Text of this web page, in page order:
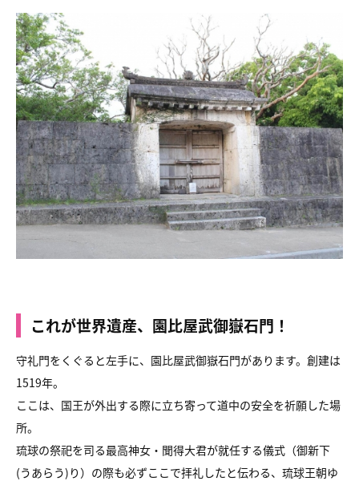
これが世界遺産、園比屋武御嶽石門！
守礼門をくぐると左手に、園比屋武御嶽石門があります。創建は
1519年。
ここは、国王が外出する際に立ち寄って道中の安全を祈願した場
所。
琉球の祭祀を司る最高神女・聞得大君が就任する儀式（御新下
(うあらう)り）の際も必ずここで拝礼したと伝わる、琉球王朝ゆ